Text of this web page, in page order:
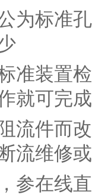
为标准
准装置
就可完
流件而
流维修
参在线